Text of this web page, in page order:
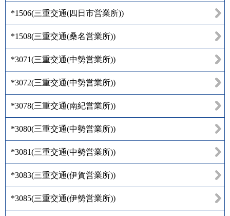
*1506(三重交通(四日市営業所))
*1508(三重交通(桑名営業所))
*3071(三重交通(中勢営業所))
*3072(三重交通(中勢営業所))
*3078(三重交通(南紀営業所))
*3080(三重交通(中勢営業所))
*3081(三重交通(中勢営業所))
*3083(三重交通(伊賀営業所))
*3085(三重交通(伊勢営業所))